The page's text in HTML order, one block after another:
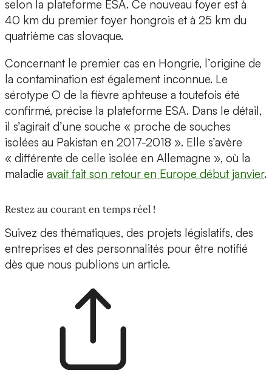
selon la plateforme ESA. Ce nouveau foyer est à
40 km du premier foyer hongrois et à 25 km du
quatrième cas slovaque.
Concernant le premier cas en Hongrie, l’origine de
la contamination est également inconnue. Le
sérotype O de la fièvre aphteuse a toutefois été
confirmé, précise la plateforme ESA. Dans le détail,
il s’agirait d’une souche « proche de souches
isolées au Pakistan en 2017-2018 ». Elle s’avère
« différente de celle isolée en Allemagne », où la
maladie avait fait son retour en Europe début janvier.
Restez au courant en temps réel !
Suivez des thématiques, des projets législatifs, des
entreprises et des personnalités pour être notifié
dès que nous publions un article.